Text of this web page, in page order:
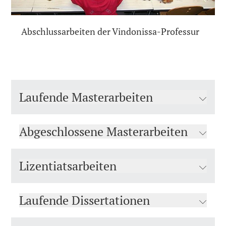
Abschlussarbeiten der Vindonissa-Professur
Laufende Masterarbeiten
Abgeschlossene Masterarbeiten
Lizentiatsarbeiten
Laufende Dissertationen